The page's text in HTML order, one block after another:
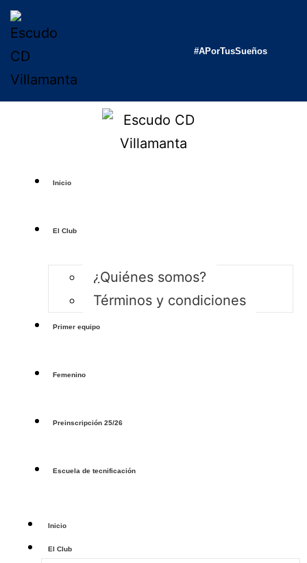
#APorTusSueños
Inicio
El Club
¿Quiénes somos?
Términos y condiciones
Primer equipo
Femenino
Preinscripción 25/26
Escuela de tecnificación
Inicio
El Club